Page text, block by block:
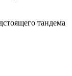
тандема